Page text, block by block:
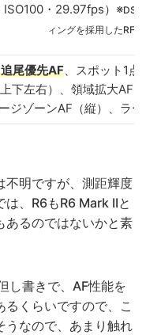
ISO100・29.97fps）※DS
ィングを採用したRF
尾優先AF、スポット1点
下左右）、領域拡大AF
ージゾーンAF（縦）、ラ
不明ですが、測距輝度
、R6もR6 Mark IIと
あるのではないかと素
し書きで、AF性能を
くらいですので、こ
うなので、あまり触れ